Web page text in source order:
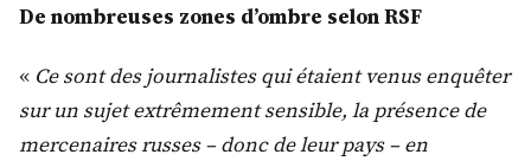
De nombreuses zones d’ombre selon RSF
« Ce sont des journalistes qui étaient venus enquêter
sur un sujet extrêmement sensible, la présence de
mercenaires russes – donc de leur pays – en